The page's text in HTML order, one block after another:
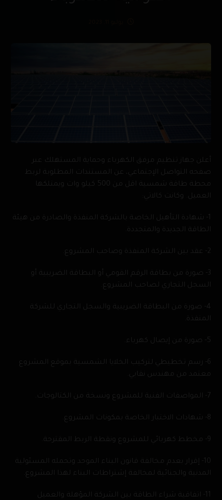
أعلن جهاز تنظيم مرفق الكهرباء وحماية المستهلك عبر
صفحه التواصل الإجتماعي، عن المستندات المطلوبة لربط
محطة طاقة شمسية اقل من 500 كيلو وات ويمتلكها
العميل. وكانت كالاتي:
1- شهادة التأهيل الخاصة بالشركة المنفذة والصادرة من هيئة
الطاقة الجديدة والمتجددة.
2- عقد بين الشركة المنفذة وصاحب المشروع.
3- صورة من بطاقة الرقم القومي أو البطاقة الضريبية أو
السجل التجاري لصاحب المشروع.
4- صورة من البطاقة الضريبية والسجل التجاري للشركة
المنفذة.
5- صورة من إيصال كهرباء.
6- رسم تخطيطي لتركيب الخلايا الشمسية بموقع المشروع
معتمد من مهندس نقابي.
7- المواصفات الفنية للمشروع ونسخة من الكتالوجات.
8- شهادات الاختبار الخاصة بمكونات المشروع.
9- مخطط كهربائي للمشروع ونقطة الربط المقترحة.
10- إقرار بعدم مخالفة قانون البناء الموحد وتحمله المسئولية
المدنية والجنائية لمخالفة إشتراطات البناء لهذا المشروع.
11- اتفاقية شراء الطاقة بين الشركة المؤهلة والعميل